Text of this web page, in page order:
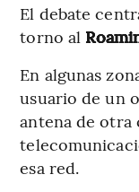
El debate
torno al
En algunas
usuario de un
antena de otra
esa red.